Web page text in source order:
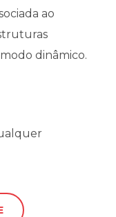
ao
dinâmico.